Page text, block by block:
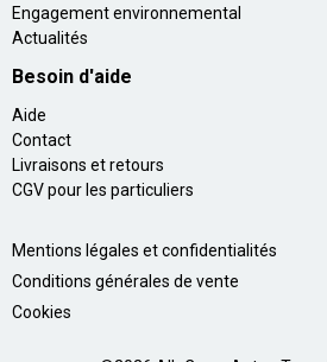
Engagement environnemental
Actualités
Besoin d'aide
Aide
Contact
Livraisons et retours
CGV pour les particuliers
Mentions légales et confidentialités
Conditions générales de vente
Cookies